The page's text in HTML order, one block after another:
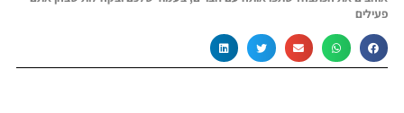
פעילים